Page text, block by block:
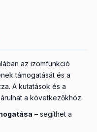
az izomfunkció
támogatását és a
A kutatások és a
a következőkhöz:
– segíthet a